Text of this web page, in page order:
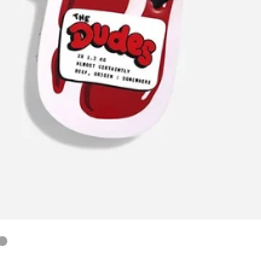
visualizzazione
Galleria